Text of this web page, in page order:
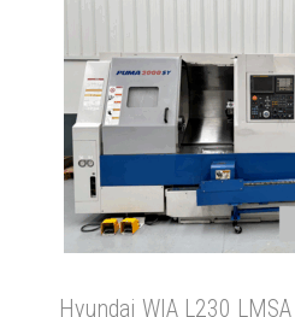
Hyundai WIA L230 LMSA